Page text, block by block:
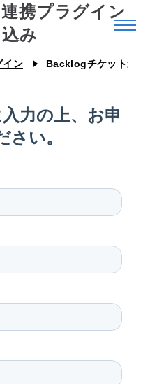
携プラグイン
み
イン Backlogチケット連携